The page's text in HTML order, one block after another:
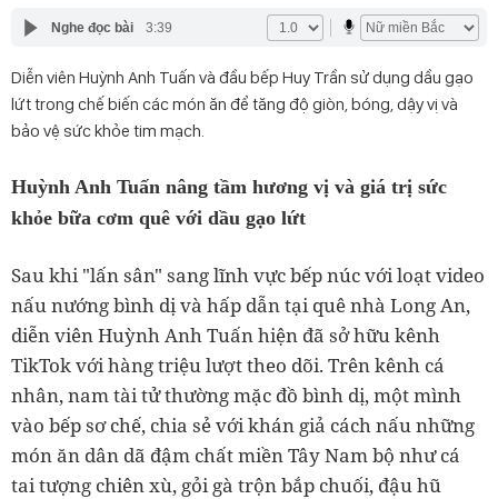
Nghe đọc bài 3:39
Diễn viên Huỳnh Anh Tuấn và đầu bếp Huy Trần sử dụng dầu gạo
lứt trong chế biến các món ăn để tăng độ giòn, bóng, dậy vị và
bảo vệ sức khỏe tim mạch.
Huỳnh Anh Tuấn nâng tầm hương vị và giá trị sức
khỏe bữa cơm quê với dầu gạo lứt
Sau khi "lấn sân" sang lĩnh vực bếp núc với loạt video
nấu nướng bình dị và hấp dẫn tại quê nhà Long An,
diễn viên Huỳnh Anh Tuấn hiện đã sở hữu kênh
TikTok với hàng triệu lượt theo dõi. Trên kênh cá
nhân, nam tài tử thường mặc đồ bình dị, một mình
vào bếp sơ chế, chia sẻ với khán giả cách nấu những
món ăn dân dã đậm chất miền Tây Nam bộ như cá
tai tượng chiên xù, gỏi gà trộn bắp chuối, đậu hũ